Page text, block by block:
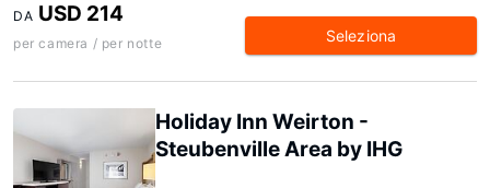
DA USD 214
per camera / per notte Seleziona
Holiday Inn Weirton -
Steubenville Area by IHG